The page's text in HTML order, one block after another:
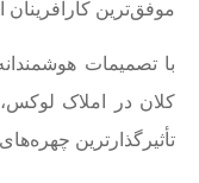
موفق‌ترین
با تصمیمات
کلان در املاک لوکس،
تأثیرگذارترین